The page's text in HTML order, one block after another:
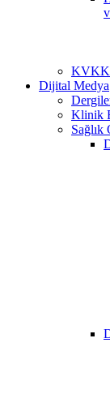
KVKK
Dijital Medya
Klinik
Sağlık